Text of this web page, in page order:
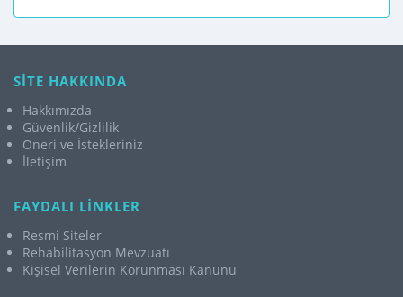
SİTE HAKKINDA
Hakkımızda
Güvenlik/Gizlilik
Öneri ve İstekleriniz
İletişim
FAYDALI LİNKLER
Resmi Siteler
Rehabilitasyon Mevzuatı
Kişisel Verilerin Korunması Kanunu